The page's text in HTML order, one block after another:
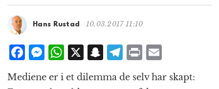
t
n
Hans Rustad 10.03.2017 11:10
F
a
c
M
ss
W
at
X S
a
T
el
e
P
ri
n
m
ai
Mediene er i et dilemma de selv har skapt: